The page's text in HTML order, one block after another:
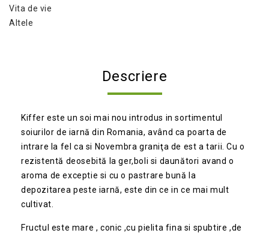
Vita de vie
Altele
Descriere
Kiffer este un soi mai nou introdus in sortimentul
soiurilor de iarnă din Romania, având ca poarta de
intrare la fel ca si Novembra graniţa de est a tarii. Cu o
rezistentă deosebită la ger,boli si daunători avand o
aroma de exceptie si cu o pastrare bună la
depozitarea peste iarnă, este din ce in ce mai mult
cultivat.
Fructul este mare , conic ,cu pielita fina si spubtire ,de